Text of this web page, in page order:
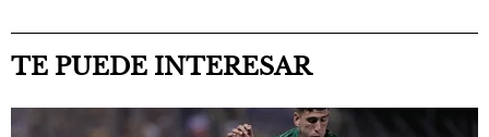
TE PUEDE INTERESAR